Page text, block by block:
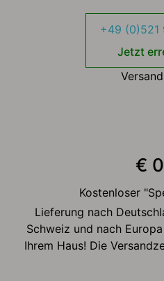
+49 (0)521
Jetzt
€
Kostenloser
Lieferung nach
Schweiz und nach
Ihrem Haus! Die